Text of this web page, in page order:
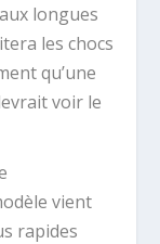
longues
les chocs
qu’une
voir le
vient
rapides